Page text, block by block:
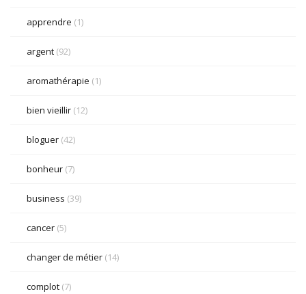
apprendre (1)
argent (92)
aromathérapie (1)
bien vieillir (12)
bloguer (42)
bonheur (7)
business (39)
cancer (5)
changer de métier (14)
complot (7)